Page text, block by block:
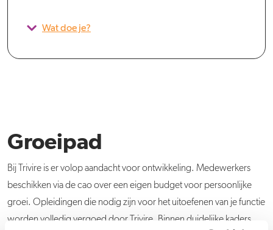
Wat doe je?
Groeipad
Bij Trivire is er volop aandacht voor ontwikkeling. Medewerkers
beschikken via de cao over een eigen budget voor persoonlijke
groei. Opleidingen die nodig zijn voor het uitoefenen van je functie
worden volledig vergoed door Trivire. Binnen duidelijke kaders